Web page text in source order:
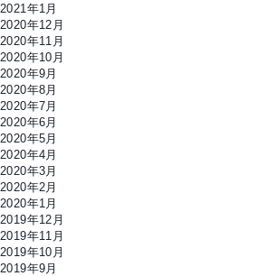
2021年1月
2020年12月
2020年11月
2020年10月
2020年9月
2020年8月
2020年7月
2020年6月
2020年5月
2020年4月
2020年3月
2020年2月
2020年1月
2019年12月
2019年11月
2019年10月
2019年9月